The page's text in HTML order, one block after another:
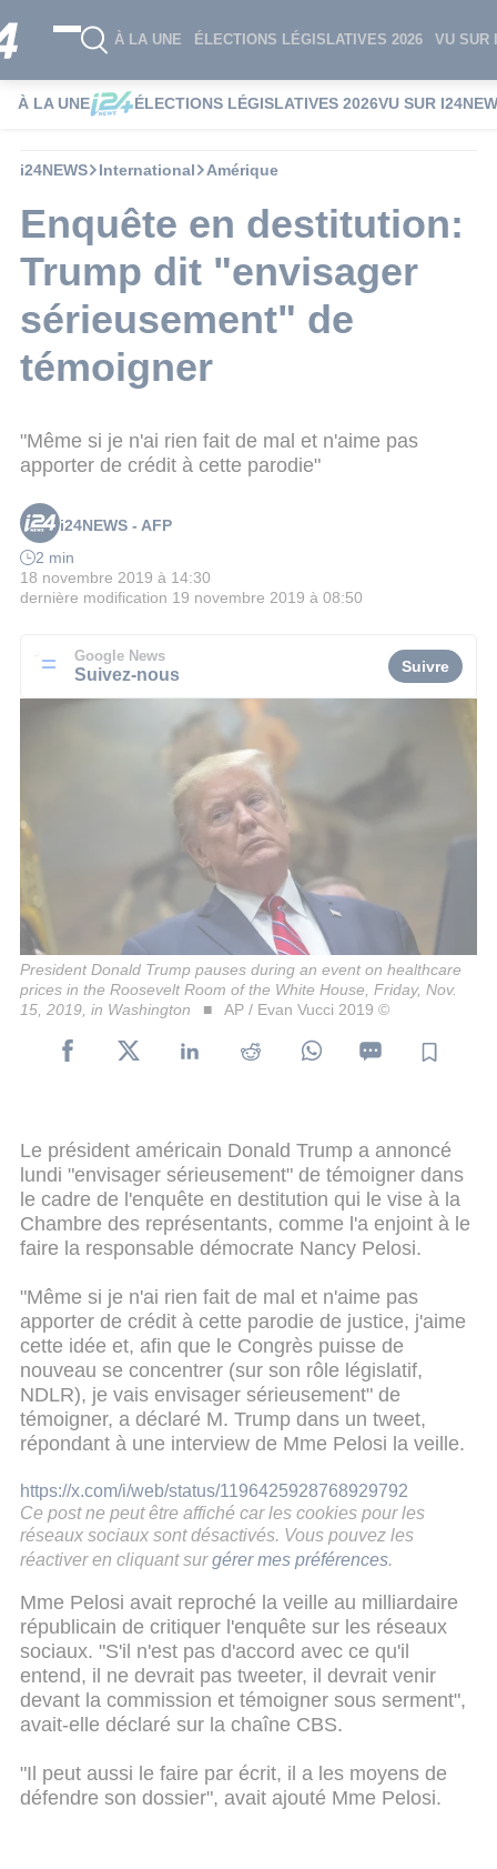
À LA UNE ÉLECTIONS LÉGISLATIVES 2026 VU SUR
À LA UNE ÉLECTIONS LÉGISLATIVES 2026VU SUR
i24NEWS International Amérique
Enquête en destitution:
Trump dit "envisager
sérieusement" de
témoigner
"Même si je n'ai rien fait de mal et n'aime pas
apporter de crédit à cette parodie"
i24NEWS - AFP
2 min
18 novembre 2019 à 14:30
dernière modification 19 novembre 2019 à 08:50
Google News
Suivez-nous Suivre
President Donald Trump pauses during an event on healthcare
prices in the Roosevelt Room of the White House, Friday, Nov.
15, 2019, in Washington
AP / Evan Vucci 2019 ©
Le président américain Donald Trump a annoncé
lundi "envisager sérieusement" de témoigner dans
le cadre de l'enquête en destitution qui le vise à la
Chambre des représentants, comme l'a enjoint à le
faire la responsable démocrate Nancy Pelosi.
"Même si je n'ai rien fait de mal et n'aime pas
apporter de crédit à cette parodie de justice, j'aime
cette idée et, afin que le Congrès puisse de
nouveau se concentrer (sur son rôle législatif,
NDLR), je vais envisager sérieusement" de
témoigner, a déclaré M. Trump dans un tweet,
répondant à une interview de Mme Pelosi la veille.
https://x.com/i/web/status/1196425928768929792
Ce post ne peut être affiché car les cookies pour les
réseaux sociaux sont désactivés. Vous pouvez les
réactiver en cliquant sur gérer mes préférences.
Mme Pelosi avait reproché la veille au milliardaire
républicain de critiquer l'enquête sur les réseaux
sociaux. "S'il n'est pas d'accord avec ce qu'il
entend, il ne devrait pas tweeter, il devrait venir
devant la commission et témoigner sous serment",
avait-elle déclaré sur la chaîne CBS.
"Il peut aussi le faire par écrit, il a les moyens de
défendre son dossier", avait ajouté Mme Pelosi.